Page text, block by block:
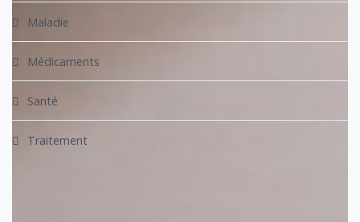
Maladie
Médicaments
Santé
Traitement